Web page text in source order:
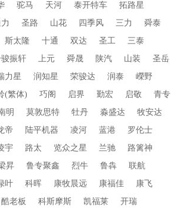
驼马 天河 泰开特车
拓路星
圣路 山花 四季风 三力
舜泰
斯太隆 十通 双达 圣工
三泰
骏振轩 上元 舜晟 陕汽 山装
圣岳
力星 润知星 荣骏达 润泰
嶸野
(繁体) 巧阁 启界 勤宏 启敬
青专
明 莫敦思特 牡丹 淼盛达
牧安达
帝 陆平机器 凌河 蓝港
罗伦士
宇 路太 览众之星 兰驰
路篱神
昇 鲁专聚鑫 烈牛 鲁犇
联航
叶 科晖 康牧晨远 康福佳
康飞
酷老板 科斯摩斯 凯福莱
开瑞